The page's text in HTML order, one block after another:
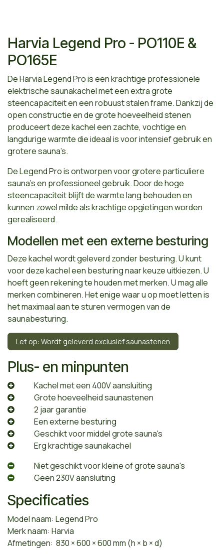
Harvia Legend Pro - PO110E &
PO165E
De Harvia Legend Pro is een krachtige professionele
elektrische saunakachel met een extra grote
steencapaciteit en een robuust stalen frame. Dankzij de
open constructie en de grote hoeveelheid stenen
produceert deze kachel een zachte, vochtige en
langdurige warmte die ideaal is voor intensief gebruik en
grotere sauna’s.
De Legend Pro is ontworpen voor grotere particuliere
sauna’s en professioneel gebruik. Door de hoge
steencapaciteit blijft de warmte lang behouden en
kunnen zowel milde als krachtige opgietingen worden
gerealiseerd.
Modellen met een externe besturing
Deze kachel wordt geleverd zonder besturing. U kunt
voor deze kachel een besturing naar keuze uitkiezen. U
hoeft geen rekening te houden met merken. U mag alle
merken combineren. Het enige waar u op moet letten is
het maximaal aan te sturen vermogen van de
saunabesturing.
Let op: Wordt geleverd exclusief saunastenen
Plus- en minpunten
​Kachel met een 400V aansluiting
​Grote hoeveelheid saunastenen
​2 jaar garantie
​Een externe besturing
​Geschikt voor middel grote sauna's
​Erg krachtige saunakachel
​Niet geschikt voor kleine of grote sauna's
​Geen 230V aansluiting
Specificaties
Model naam: Legend Pro
Merk naam: Harvia
Afmetingen: 830 × 600 × 600 mm (h × b × d)